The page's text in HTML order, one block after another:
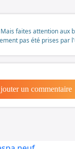
faites attention aux
pas été prises par
un commentaire